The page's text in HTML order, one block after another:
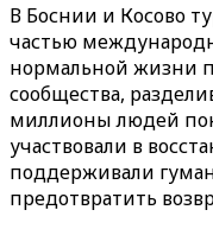
В Боснии и Косово
частью
нормальной жизни
сообщества,
миллионы людей
участвовали в
поддерживали
предотвратить